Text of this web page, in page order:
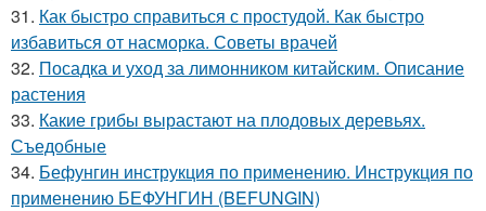
31. Как быстро справиться с простудой. Как быстро
избавиться от насморка. Советы врачей
32. Посадка и уход за лимонником китайским. Описание
растения
33. Какие грибы вырастают на плодовых деревьях.
Съедобные
34. Бефунгин инструкция по применению. Инструкция по
применению БЕФУНГИН (BEFUNGIN)